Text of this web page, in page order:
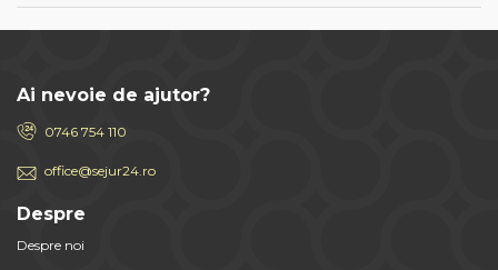
Ai nevoie de ajutor?
0746 754 110
office@sejur24.ro
Despre
Despre noi